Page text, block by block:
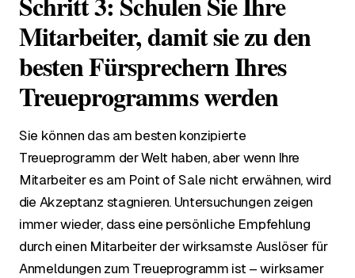
Mitarbeiter, damit sie zu den
besten Fürsprechern Ihres
Treueprogramms werden
Sie können das am besten konzipierte
Treueprogramm der Welt haben, aber wenn Ihre
Mitarbeiter es am Point of Sale nicht erwähnen, wird
die Akzeptanz stagnieren. Untersuchungen zeigen
immer wieder, dass eine persönliche Empfehlung
durch einen Mitarbeiter der wirksamste Auslöser für
Anmeldungen zum Treueprogramm ist – wirksamer